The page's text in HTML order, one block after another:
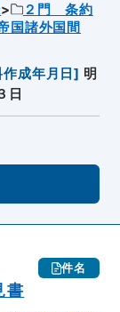
２門 条約
諸外国間
作成年月日] 明
日
件名
書